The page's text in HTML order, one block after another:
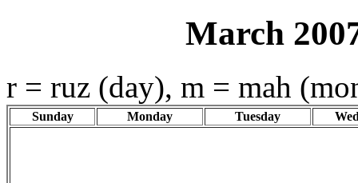
March
r = ruz (day), m = mah
Sunday Monday Tuesday